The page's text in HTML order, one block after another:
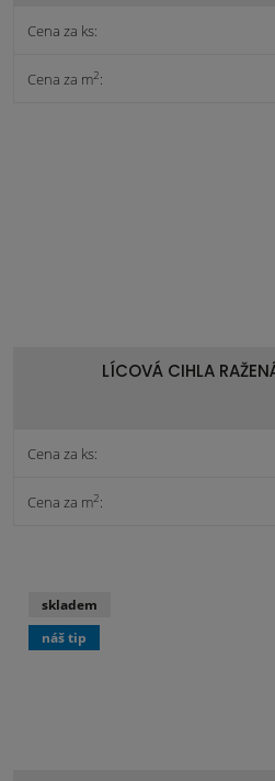
Cena za ks:
Cena za m2:
LÍCOVÁ CIHLA
Cena za ks:
Cena za m2:
skladem
náš tip